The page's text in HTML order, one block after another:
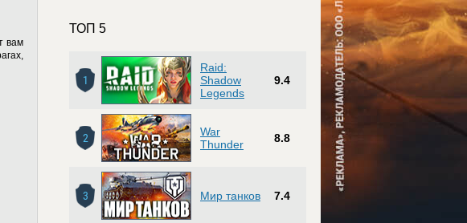
вам
ТОП 5
1
Raid:
Shadow
Legends
9.4
2
War
Thunder
8.8
3 Мир танков 7.4